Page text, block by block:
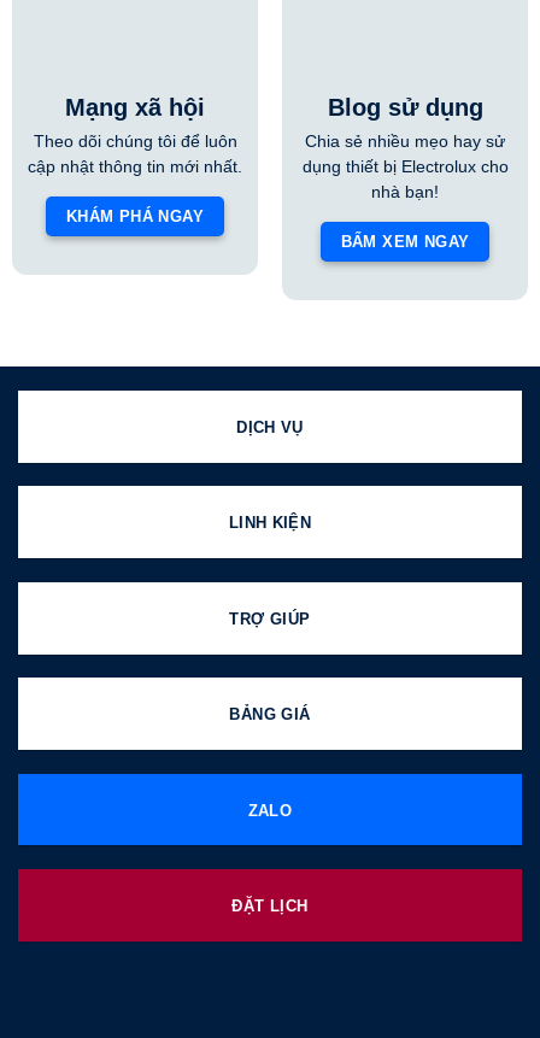
Mạng xã hội
Theo dõi chúng tôi để luôn
cập nhật thông tin mới nhất.
KHÁM PHÁ NGAY
Blog sử dụng
Chia sẻ nhiều mẹo hay sử
dụng thiết bị Electrolux cho
nhà bạn!
BẤM XEM NGAY
DỊCH VỤ
LINH KIỆN
TRỢ GIÚP
BẢNG GIÁ
ZALO
ĐẶT LỊCH